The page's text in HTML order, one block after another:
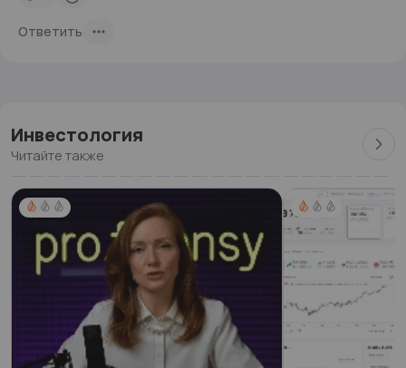
Ответить
Инвестология
Читайте также